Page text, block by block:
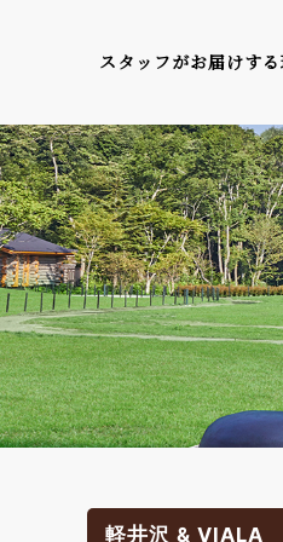
スタッフがお届けす
軽井沢 & VIALA